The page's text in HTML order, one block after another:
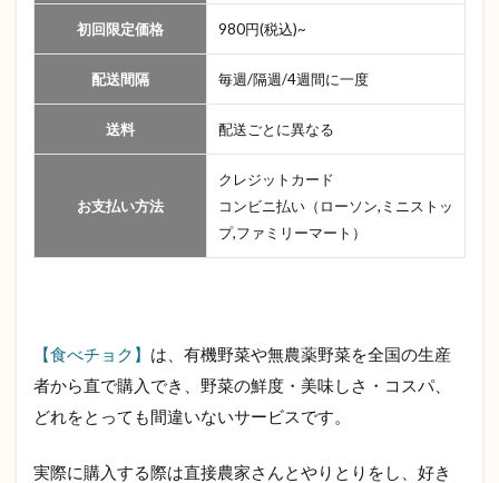
初回限定価格 980円(税込)~
配送間隔 毎週/隔週/4週間に一度
送料 配送ごとに異なる
お支払い方法
クレジットカード
コンビニ払い（ローソン,ミニストッ
プ,ファミリーマート）
【食べチョク】 は、有機野菜や無農薬野菜を全国の生産
者から直で購入でき、野菜の鮮度・美味しさ・コスパ、
どれをとっても間違いないサービスです。
実際に購入する際は直接農家さんとやりとりをし、好き